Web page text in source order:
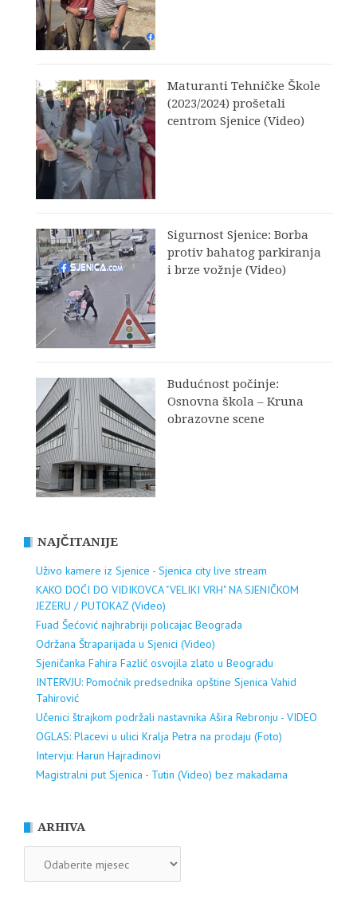
Maturanti Tehničke Škole
(2023/2024) prošetali
centrom Sjenice (Video)
Sigurnost Sjenice: Borba
protiv bahatog parkiranja
i brze vožnje (Video)
Budućnost počinje:
Osnovna škola – Kruna
obrazovne scene
NAJČITANIJE
Uživo kamere iz Sjenice - Sjenica city live stream
KAKO DOĆI DO VIDIKOVCA "VELIKI VRH" NA SJENIČKOM
JEZERU / PUTOKAZ (Video)
Fuad Šećović najhrabriji policajac Beograda
Održana Štraparijada u Sjenici (Video)
Sjeničanka Fahira Fazlić osvojila zlato u Beogradu
INTERVJU: Pomoćnik predsednika opštine Sjenica Vahid
Tahirović
Učenici štrajkom podržali nastavnika Ašira Rebronju - VIDEO
OGLAS: Placevi u ulici Kralja Petra na prodaju (Foto)
Intervju: Harun Hajradinovi
Magistralni put Sjenica - Tutin (Video) bez makadama
ARHIVA